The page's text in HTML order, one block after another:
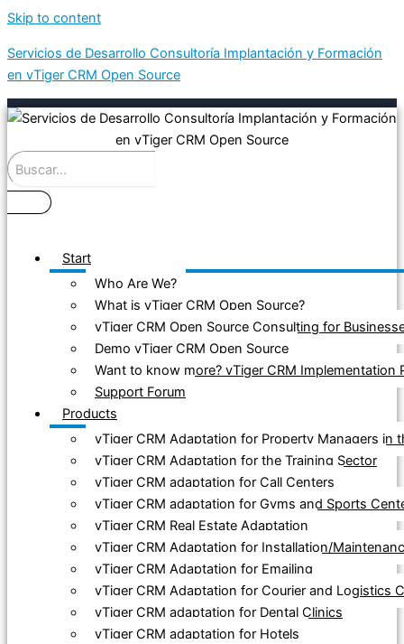
Skip to content
Servicios de Desarrollo Consultoría Implantación y Formación
en vTiger CRM Open Source
Start
Who Are We?
What is vTiger CRM Open Source?
vTiger CRM Open Source Consulting for
Demo vTiger CRM Open Source
Want to know more? vTiger CRM Implementation
Support Forum
Products
vTiger CRM Adaptation for Property Managers
vTiger CRM Adaptation for the Training Sector
vTiger CRM adaptation for Call Centers
vTiger CRM adaptation for Gyms and Sports
vTiger CRM Real Estate Adaptation
vTiger CRM Adaptation for Installation/
vTiger CRM Adaptation for Emailing
vTiger CRM Adaptation for Courier and Logistics
vTiger CRM adaptation for Dental Clinics
vTiger CRM adaptation for Hotels